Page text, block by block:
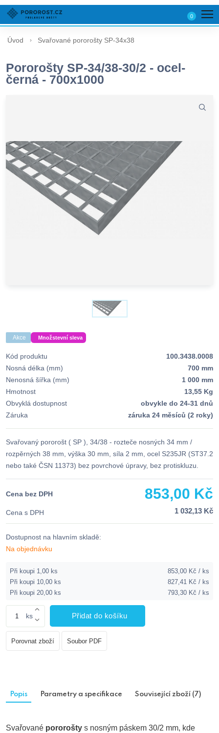
0
Úvod Svařované pororošty SP-34x38
Pororošty SP-34/38-30/2 - ocel-
černá - 700x1000
Akce Množstevní sleva
Kód produktu
100.3438.0008
Nosná délka (mm)
700 mm
Nenosná šířka (mm)
1 000 mm
Hmotnost
13,55 Kg
Obvyklá dostupnost
obvykle do 24-31 dnů
Záruka
záruka 24 měsíců (2 roky)
Svařovaný pororošt ( SP ), 34/38 - rozteče nosných 34 mm /
rozpěrných 38 mm, výška 30 mm, síla 2 mm, ocel S235JR (ST37.2
nebo také ČSN 11373) bez povrchové úpravy, bez protiskluzu.
Cena bez DPH 853,00 Kč
Cena s DPH 1 032,13 Kč
Dostupnost na hlavním skladě:
Na objednávku
Při koupi 1,00 ks
853,00 Kč / ks
Při koupi 10,00 ks
827,41 Kč / ks
Při koupi 20,00 ks
793,30 Kč / ks
ks Přidat do košíku
Porovnat zboží Soubor PDF
Popis Parametry a specifikace Související zboží (7)
Svařované pororošty s nosným páskem 30/2 mm, kde